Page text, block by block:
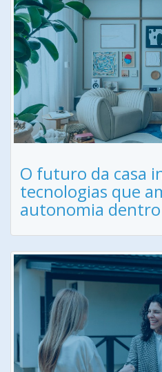
O futuro da casa
tecnologias que
autonomia dentro